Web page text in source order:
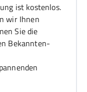
ist kostenlos.
wir Ihnen
Sie die
Bekannten-